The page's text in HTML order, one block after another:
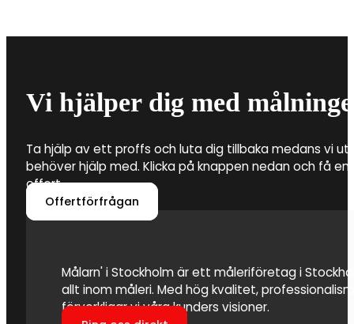
vilken färg som ska användas. Att anlita en
Vi hjälper dig med
Ta hjälp av ett proffs och luta dig tillbaka medans vi
behöver hjälp med. Klicka på knappen nedan och få
offert.
Offertförfrågan
Målarn' i Stockholm är ett måleriföretag i
allt inom måleri. Med hög kvalitet,
förverkligar vi våra kunders visioner.